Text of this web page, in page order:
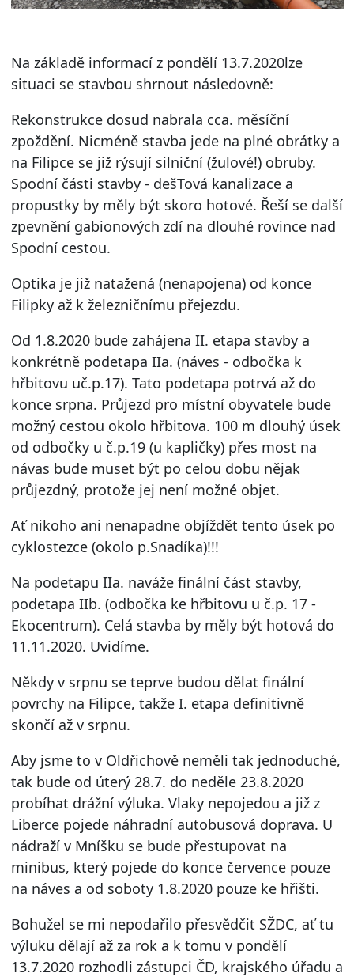
Na základě informací z pondělí 13.7.2020lze
situaci se stavbou shrnout následovně:
Rekonstrukce dosud nabrala cca. měsíční
zpoždění. Nicméně stavba jede na plné obrátky a
na Filipce se již rýsují silniční (žulové!) obruby.
Spodní části stavby - dešTová kanalizace a
propustky by měly být skoro hotové. Řeší se další
zpevnění gabionových zdí na dlouhé rovince nad
Spodní cestou.
Optika je již natažená (nenapojena) od konce
Filipky až k železničnímu přejezdu.
Od 1.8.2020 bude zahájena II. etapa stavby a
konkrétně podetapa IIa. (náves - odbočka k
hřbitovu uč.p.17). Tato podetapa potrvá až do
konce srpna. Průjezd pro místní obyvatele bude
možný cestou okolo hřbitova. 100 m dlouhý úsek
od odbočky u č.p.19 (u kapličky) přes most na
návas bude muset být po celou dobu nějak
průjezdný, protože jej není možné objet.
Ať nikoho ani nenapadne objíždět tento úsek po
cyklostezce (okolo p.Snadíka)!!!
Na podetapu IIa. naváže finální část stavby,
podetapa IIb. (odbočka ke hřbitovu u č.p. 17 -
Ekocentrum). Celá stavba by měly být hotová do
11.11.2020. Uvidíme.
Někdy v srpnu se teprve budou dělat finální
povrchy na Filipce, takže I. etapa definitivně
skončí až v srpnu.
Aby jsme to v Oldřichově neměli tak jednoduché,
tak bude od úterý 28.7. do neděle 23.8.2020
probíhat drážní výluka. Vlaky nepojedou a již z
Liberce pojede náhradní autobusová doprava. U
nádraží v Mníšku se bude přestupovat na
minibus, který pojede do konce července pouze
na náves a od soboty 1.8.2020 pouze ke hřišti.
Bohužel se mi nepodařilo přesvědčit SŽDC, ať tu
výluku dělají až za rok a k tomu v pondělí
13.7.2020 rozhodli zástupci ČD, krajského úřadu a